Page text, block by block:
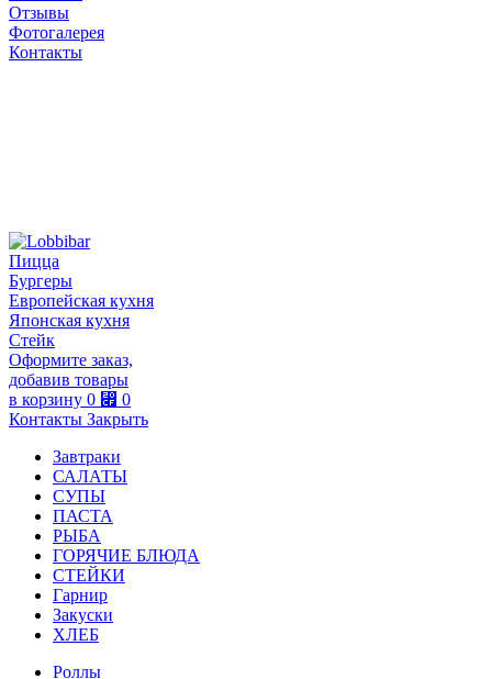
Отзывы
Фотогалерея
Контакты
Пицца
Бургеры
Европейская кухня
Японская кухня
Стейк
Оформите заказ,
добавив товары
в корзину 0 ⃏ 0
Контакты Закрыть
Завтраки
САЛАТЫ
СУПЫ
ПАСТА
РЫБА
ГОРЯЧИЕ БЛЮДА
СТЕЙКИ
Гарнир
Закуски
ХЛЕБ
Роллы